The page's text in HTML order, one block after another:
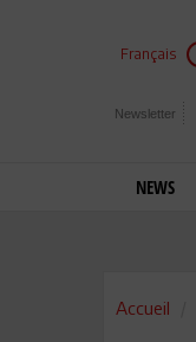
Français
Newsletter
NEWS
Accueil